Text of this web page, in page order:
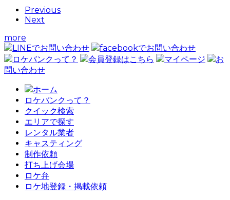
Previous
Next
more
LINEでお問い合わせ
facebookでお問い合わせ
ロケバンクって？
会員登録はこちら マイページ
お
問い合わせ
ホーム
ロケバンクって？
クイック検索
エリアで探す
レンタル業者
キャスティング
制作依頼
打ち上げ会場
ロケ弁
ロケ地登録・掲載依頼